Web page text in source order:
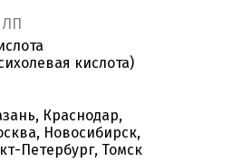
кислота)
Краснодар,
Новосибирск,
Петербург, Томск